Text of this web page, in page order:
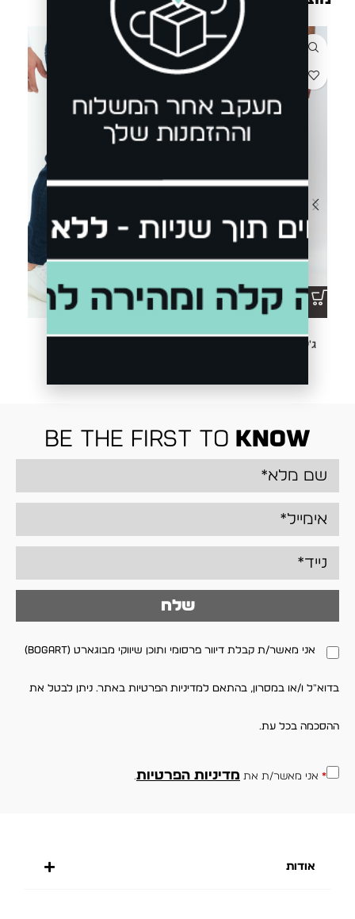
ג'ינס JEANS JOGG B-310
be the first to know
אני מאשר/ת קבלת דיוור פרסומי ותוכן שיווקי מבוגארט (BOGART)
בדוא"ל ו/או במסרון, בהתאם למדיניות הפרטיות באתר. ניתן לבטל את
ההסכמה בכל עת.
שלח
* אני מאשר/ת את מדיניות הפרטיות.
אודות